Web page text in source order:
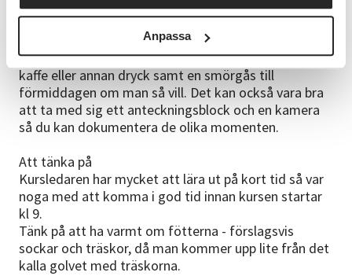
Anpassa
Tag med
Förkläde, snibb för håret, träskor, en varm tröja (det
kan vara kallt på morgonen innan ugnen är varm),
kaffe eller annan dryck samt en smörgås till
förmiddagen om man så vill. Det kan också vara bra
att ta med sig ett anteckningsblock och en kamera
så du kan dokumentera de olika momenten.
Att tänka på
Kursledaren har mycket att lära ut på kort tid så var
noga med att komma i god tid innan kursen startar
kl 9.
Tänk på att ha varmt om fötterna - förslagsvis
sockar och träskor, då man kommer upp lite från det
kalla golvet med träskorna.